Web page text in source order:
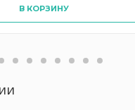
В КОРЗИНУ